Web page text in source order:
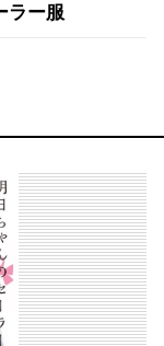
ラー服